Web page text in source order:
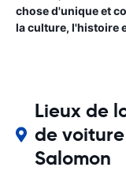
chose d'unique et
la culture, l'histoire
Lieux de
de
Salomon